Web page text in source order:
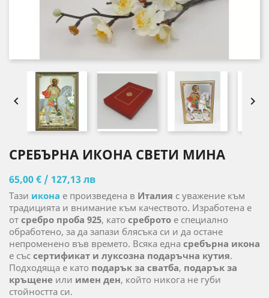
 
СРЕБЪРНА ИКОНА СВЕТИ МИНА
65,00 € / 127,13 лв
Тази икона е произведена в Италия с уважение към
традицията и внимание към качеството. Изработена е
от сребро проба 925, като среброто е специално
обработено, за да запази блясъка си и да остане
непроменено във времето. Всяка една сребърна икона
е със сертификат и луксозна подаръчна кутия.
Подходяща е като подарък за сватба, подарък за
кръщене или имен ден, който никога не губи
стойността си.